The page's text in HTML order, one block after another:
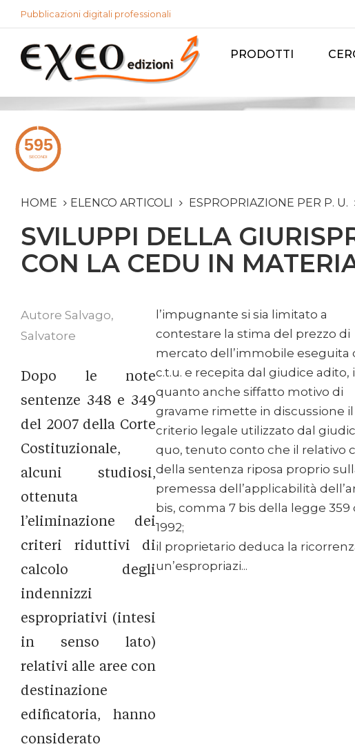
Pubblicazioni digitali professionali
PRODOTTI
HOME ELENCO ARTICOLI ESPROPRIAZIONE PER P. U.
SVILUPPI DELLA
CON LA CEDU IN
Autore Salvago,
Salvatore
Dopo le note
sentenze 348 e 349
del 2007 della Corte
Costituzionale,
alcuni studiosi,
ottenuta
l’eliminazione dei
criteri riduttivi di
calcolo degli
indennizzi
espropriativi (intesi
in senso lato)
relativi alle aree con
destinazione
edificatoria, hanno
considerato
l’impugnante si sia limitato a
contestare la stima del prezzo di
mercato dell’immobile eseguita
c.t.u. e recepita dal giudice adito,
quanto anche siffatto motivo di
gravame rimette in discussione il
criterio legale utilizzato dal
quo, tenuto conto che il relativo
della sentenza riposa proprio
premessa dell’applicabilità
bis, comma 7 bis della legge 359
1992;
il proprietario deduca la
un’espropriazi...